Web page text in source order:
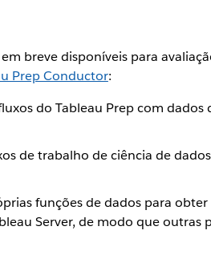
breve disponíveis para
Prep Conductor:
do Tableau Prep com dados
de trabalho de ciência de
funções de dados para obter
Server, de modo que outras